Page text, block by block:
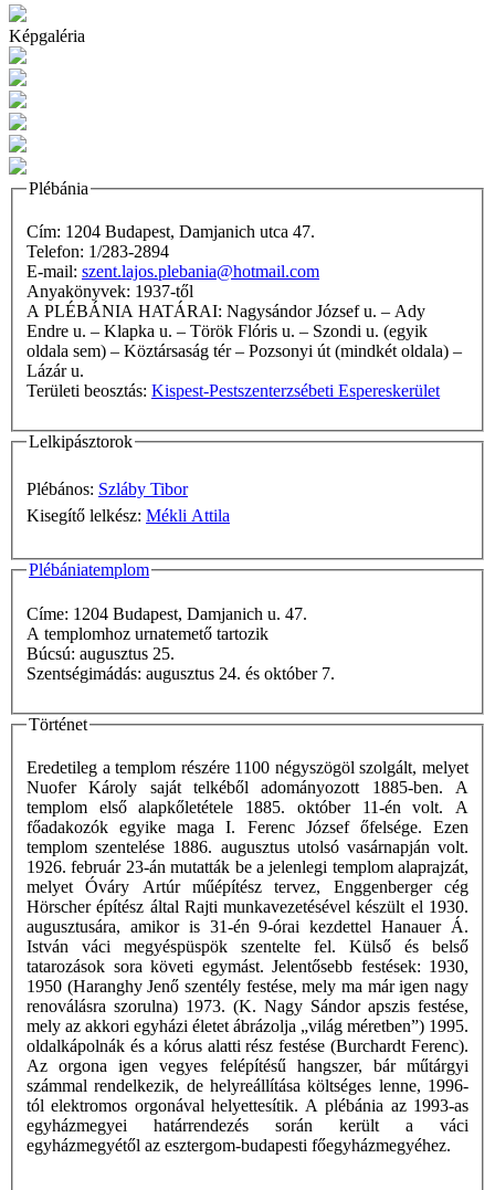
Képgaléria
Plébánia
Cím: 1204 Budapest, Damjanich utca 47.
Telefon: 1/283-2894
E-mail: szent.lajos.plebania@hotmail.com
Anyakönyvek: 1937-től
A PLÉBÁNIA HATÁRAI: Nagysándor József u. – Ady
Endre u. – Klapka u. – Török Flóris u. – Szondi u. (egyik
oldala sem) – Köztársaság tér – Pozsonyi út (mindkét oldala) –
Lázár u.
Területi beosztás: Kispest-Pestszenterzsébeti Espereskerület
Lelkipásztorok
Plébános: Szláby Tibor
Kisegítő lelkész: Mékli Attila
Plébániatemplom
Címe: 1204 Budapest, Damjanich u. 47.
A templomhoz urnatemető tartozik
Búcsú: augusztus 25.
Szentségimádás: augusztus 24. és október 7.
Történet
Eredetileg a templom részére 1100 négyszögöl szolgált, melyet
Nuofer Károly saját telkéből adományozott 1885-ben. A
templom első alapkőletétele 1885. október 11-én volt. A
főadakozók egyike maga I. Ferenc József őfelsége. Ezen
templom szentelése 1886. augusztus utolsó vasárnapján volt.
1926. február 23-án mutatták be a jelenlegi templom alaprajzát,
melyet Óváry Artúr műépítész tervez, Enggenberger cég
Hörscher építész által Rajti munkavezetésével készült el 1930.
augusztusára, amikor is 31-én 9-órai kezdettel Hanauer Á.
István váci megyéspüspök szentelte fel. Külső és belső
tatarozások sora követi egymást. Jelentősebb festések: 1930,
1950 (Haranghy Jenő szentély festése, mely ma már igen nagy
renoválásra szorulna) 1973. (K. Nagy Sándor apszis festése,
mely az akkori egyházi életet ábrázolja „világ méretben”) 1995.
oldalkápolnák és a kórus alatti rész festése (Burchardt Ferenc).
Az orgona igen vegyes felépítésű hangszer, bár műtárgyi
számmal rendelkezik, de helyreállítása költséges lenne, 1996-
tól elektromos orgonával helyettesítik. A plébánia az 1993-as
egyházmegyei határrendezés során került a váci
egyházmegyétől az esztergom-budapesti főegyházmegyéhez.